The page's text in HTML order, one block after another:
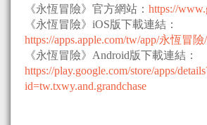
《永恆冒險》官方網站： https://
《永恆冒險》iOS版下載連結：
https://apps.apple.com/tw/app/永恆冒
《永恆冒險》Android版下載連結：
https://play.google.com/store/apps/
id=tw.txwy.and.grandchase